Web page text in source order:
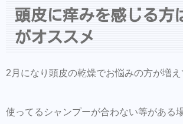
ださい。
LINEからのご予約・ご相談・
付けておりますのでお気軽にお
Hair Trenza INTERNATIONAL
頭皮に痒みを感じる方
がオススメ
2月になり頭皮の乾燥でお悩みの方が増え
使ってるシャンプーが合わない等がある